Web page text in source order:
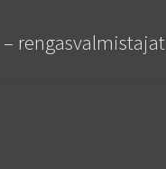
rengasvalmistajat